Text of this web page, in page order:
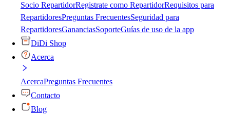
Socio RepartidorRegistrate como RepartidorRequisitos para
RepartidoresPreguntas FrecuentesSeguridad para
RepartidoresGananciasSoporteGuías de uso de la app
DiDi Shop
Acerca
AcercaPreguntas Frecuentes
Contacto
Blog